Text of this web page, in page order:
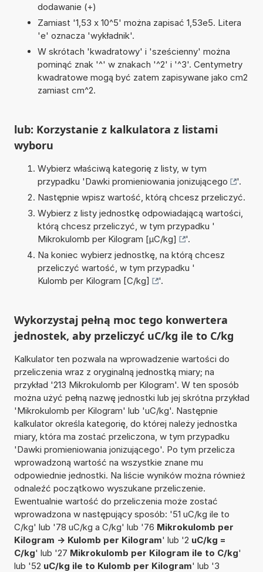
dodawanie (+)
Zamiast '1,53 x 10^5' można zapisać 1,53e5. Litera
'e' oznacza 'wykładnik'.
W skrótach 'kwadratowy' i 'sześcienny' można
pominąć znak '^' w znakach '^2' i '^3'. Centymetry
kwadratowe mogą być zatem zapisywane jako cm2
zamiast cm^2.
lub: Korzystanie z kalkulatora z listami
wyboru
Wybierz właściwą kategorię z listy, w tym
przypadku 'Dawki promieniowania jonizującego
'.
Następnie wpisz wartość, którą chcesz przeliczyć.
Wybierz z listy jednostkę odpowiadającą wartości,
którą chcesz przeliczyć, w tym przypadku '
Mikrokulomb per Kilogram [µC/kg]
'.
Na koniec wybierz jednostkę, na którą chcesz
przeliczyć wartość, w tym przypadku '
Kulomb per Kilogram [C/kg]
'.
Wykorzystaj pełną moc tego konwertera
jednostek, aby przeliczyć uC/kg ile to C/kg
Kalkulator ten pozwala na wprowadzenie wartości do
przeliczenia wraz z oryginalną jednostką miary; na
przykład '213 Mikrokulomb per Kilogram'. W ten sposób
można użyć pełną nazwę jednostki lub jej skrótna przykład
'Mikrokulomb per Kilogram' lub 'uC/kg'. Następnie
kalkulator określa kategorię, do której należy jednostka
miary, która ma zostać przeliczona, w tym przypadku
'Dawki promieniowania jonizującego'. Po tym przelicza
wprowadzoną wartość na wszystkie znane mu
odpowiednie jednostki. Na liście wyników można również
odnaleźć początkowo wyszukane przeliczenie.
Ewentualnie wartość do przeliczenia może zostać
wprowadzona w następujący sposób: '51 uC/kg ile to
C/kg' lub '78 uC/kg a C/kg' lub '76 Mikrokulomb per
Kilogram -> Kulomb per Kilogram' lub '2 uC/kg =
C/kg' lub '27 Mikrokulomb per Kilogram ile to C/kg'
lub '52 uC/kg ile to Kulomb per Kilogram' lub '3